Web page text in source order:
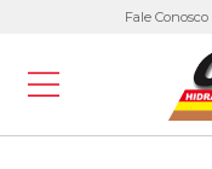
Fale Conosco